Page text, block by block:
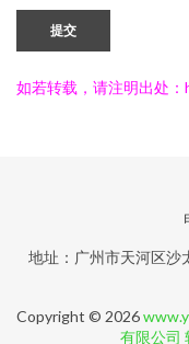
提交
如若转载，请注明出处
地址：广州市天河区沙
Copyright © 2026
有限公司